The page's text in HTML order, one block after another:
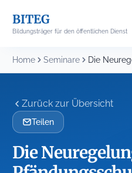
content
BITEG
Bildungsträger für den öffentlichen Dienst
Home Seminare
Zurück zur Übersicht
Teilen
Die